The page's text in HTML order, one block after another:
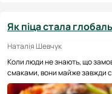
Як піца стала
Наталія Шевчук
Коли люди не знають, що
смаками, вони майже завжди